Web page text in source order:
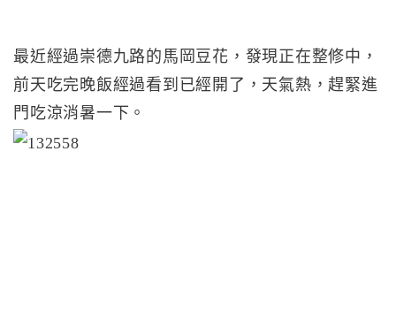
最近經過崇德九路的馬岡豆花，發現正在整修中，
前天吃完晚飯經過看到已經開了，天氣熱，趕緊進
門吃涼消暑一下。